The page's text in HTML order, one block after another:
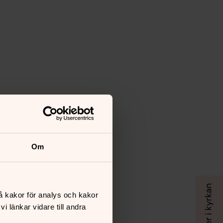
Om
kakor för analys och kakor
länkar vidare till andra